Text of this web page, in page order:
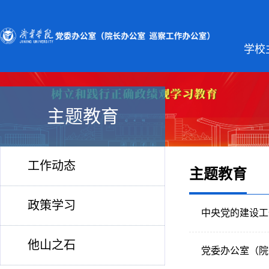
学校
主题教育
工作动态
政策学习
他山之石
主题教育
中央党的建设
党委办公室（